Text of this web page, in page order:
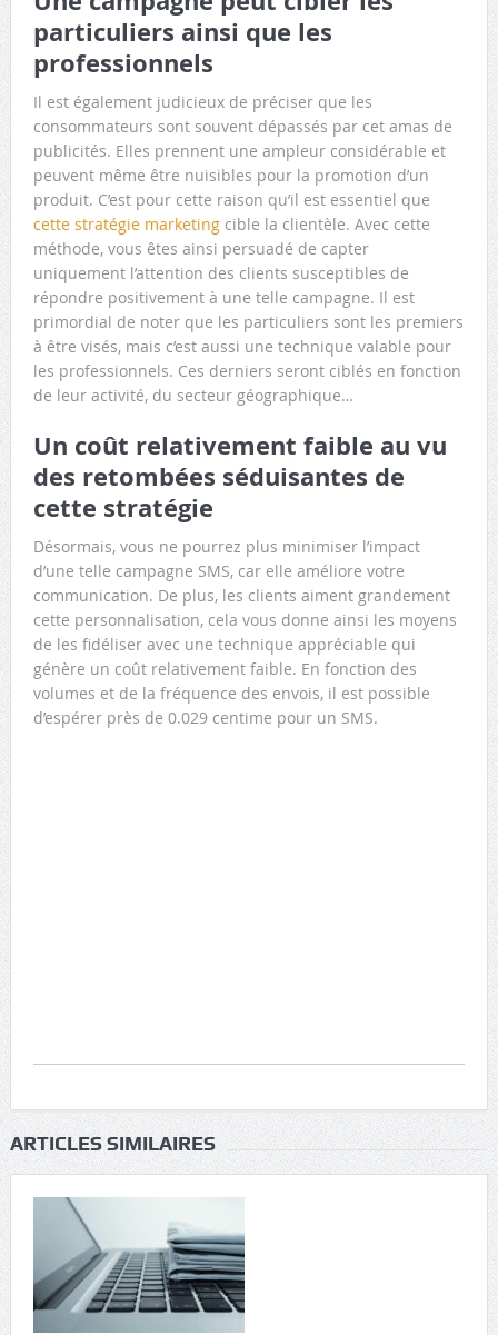
particuliers ainsi que les
professionnels
Il est également judicieux de préciser que les
consommateurs sont souvent dépassés par cet amas de
publicités. Elles prennent une ampleur considérable et
peuvent même être nuisibles pour la promotion d’un
produit. C’est pour cette raison qu’il est essentiel que
cette stratégie marketingcible la clientèle. Avec cette
méthode, vous êtes ainsi persuadé de capter
uniquement l’attention des clients susceptibles de
répondre positivement à une telle campagne. Il est
primordial de noter que les particuliers sont les premiers
à être visés, mais c’est aussi une technique valable pour
les professionnels. Ces derniers seront ciblés en fonction
de leur activité, du secteur géographique…
Un coût relativement faible au vu
des retombées séduisantes de
cette stratégie
Désormais, vous ne pourrez plus minimiser l’impact
d’une telle campagne SMS, car elle améliore votre
communication. De plus, les clients aiment grandement
cette personnalisation, cela vous donne ainsi les moyens
de les fidéliser avec une technique appréciable qui
génère un coût relativement faible. En fonction des
volumes et de la fréquence des envois, il est possible
d’espérer près de 0.029 centime pour un SMS.
ARTICLES SIMILAIRES